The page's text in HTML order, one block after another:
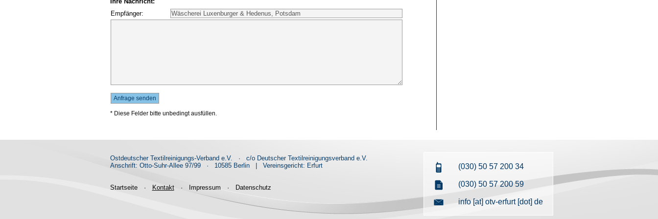
Empfänger:
* Diese Felder bitte unbedingt ausfüllen.
Ostdeutscher Textilreinigungs-Verband e.V. ·
c/o Deutscher Textilreinigungsverband e.V.
Anschrift: Otto-Suhr-Allee 97/99
· 10585 Berlin Vereinsgericht: Erfurt
Startseite · Kontakt · Impressum · Datenschutz
(030) 50 57 200 34
(030) 50 57 200 59
info [at] otv-erfurt [dot] de